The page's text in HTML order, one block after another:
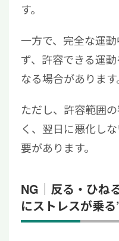
す。
一方で、完全な運
ず、許容できる運
なる場合があります
ただし、許容範囲
く、翌日に悪化し
要があります。
NG｜反る・ひね
にストレスが乗